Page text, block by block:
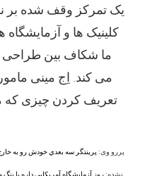
یک تمرکز وقف شده بر
کلینیک ها و
ما شکاف بین طراحی
می کند. اِج مینی
تعریف کردن چیزی که
پررو وی: پرينتگر سه بعدي خودش رو به
نشده:روز آزمايشگاه آمريکايي داره با